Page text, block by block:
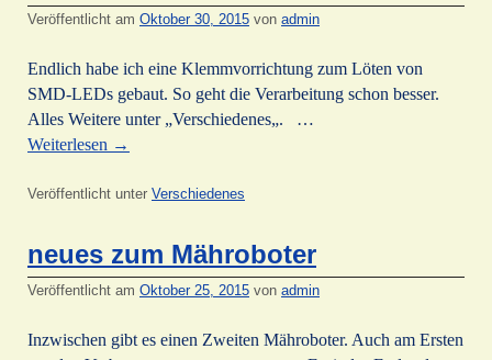
Veröffentlicht am Oktober 30, 2015 von admin
Endlich habe ich eine Klemmvorrichtung zum Löten von
SMD-LEDs gebaut. So geht die Verarbeitung schon besser.
Alles Weitere unter „Verschiedenes„. …
Weiterlesen →
Veröffentlicht unter Verschiedenes
neues zum Mähroboter
Veröffentlicht am Oktober 25, 2015 von admin
Inzwischen gibt es einen Zweiten Mähroboter. Auch am Ersten